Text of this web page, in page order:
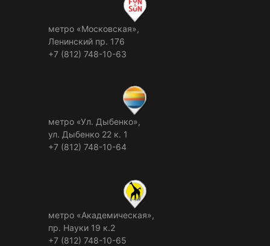
метро «Московская»,
Ленинский пр. 176
+7 (812) 748-10-63
метро «Ул. Дыбенко»,
ул. Дыбенко 22 к. 1
+7 (812) 748-10-64
метро «Академическая»,
пр. Науки 19 к.2
+7 (812) 748-10-65